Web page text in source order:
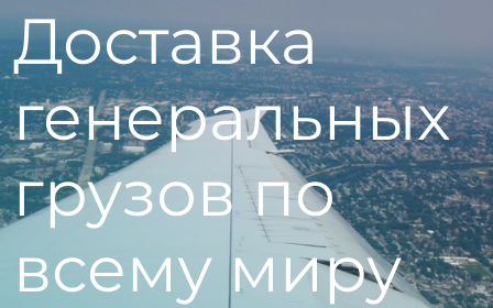
Доставка
генеральных
грузов по
всему миру